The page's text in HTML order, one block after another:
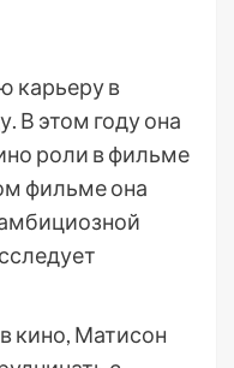
карьеру в
В этом году она
роли в фильме
фильме она
кино, Матисон